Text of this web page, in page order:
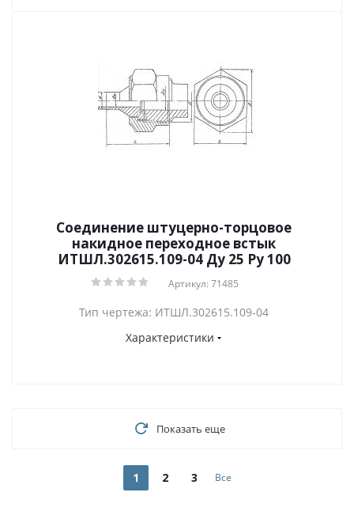
Соединение штуцерно-торцовое
накидное переходное встык
ИТШЛ.302615.109-04 Ду 25 Py 100
Артикул: 71485
Тип чертежа: ИТШЛ.302615.109-04
Характеристики
Показать еще
1 2 3 Все